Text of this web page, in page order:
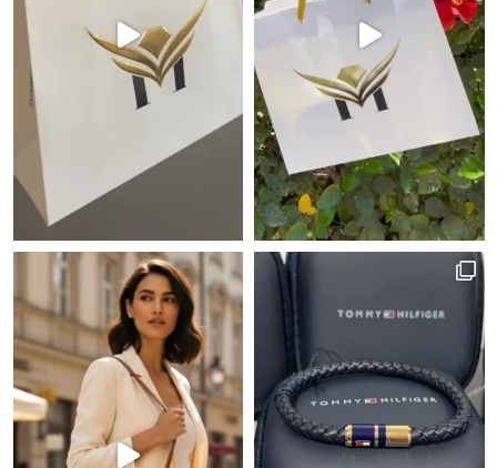
כאלה שמגדירים נוכחות!